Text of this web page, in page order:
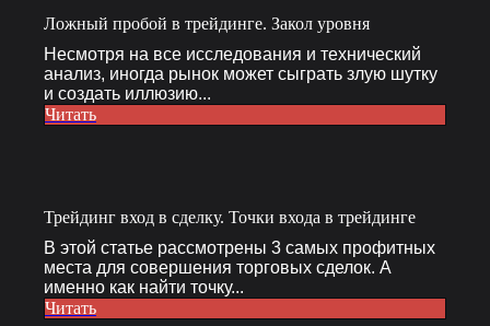
Ложный пробой в трейдинге. Закол уровня
Несмотря на все исследования и технический
анализ, иногда рынок может сыграть злую шутку
и создать иллюзию...
Читать
Трейдинг вход в сделку. Точки входа в трейдинге
В этой статье рассмотрены 3 самых профитных
места для совершения торговых сделок. А
именно как найти точку...
Читать